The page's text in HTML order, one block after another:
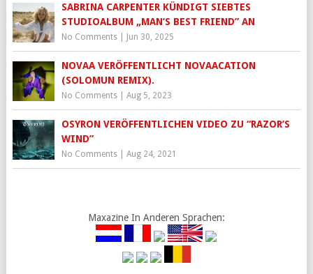
SABRINA CARPENTER KÜNDIGT SIEBTES
STUDIOALBUM „MAN’S BEST FRIEND” AN
No Comments| Jun 30, 2025
NOVAA VERÖFFENTLICHT NOVAACATION
(SOLOMUN REMIX).
No Comments| Aug 5, 2023
OSYRON VERÖFFENTLICHEN VIDEO ZU “RAZOR’S
WIND”
No Comments| Aug 24, 2021
Maxazine In Anderen Sprachen: